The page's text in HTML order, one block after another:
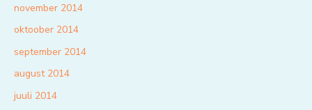
november 2014
oktoober 2014
september 2014
august 2014
juuli 2014